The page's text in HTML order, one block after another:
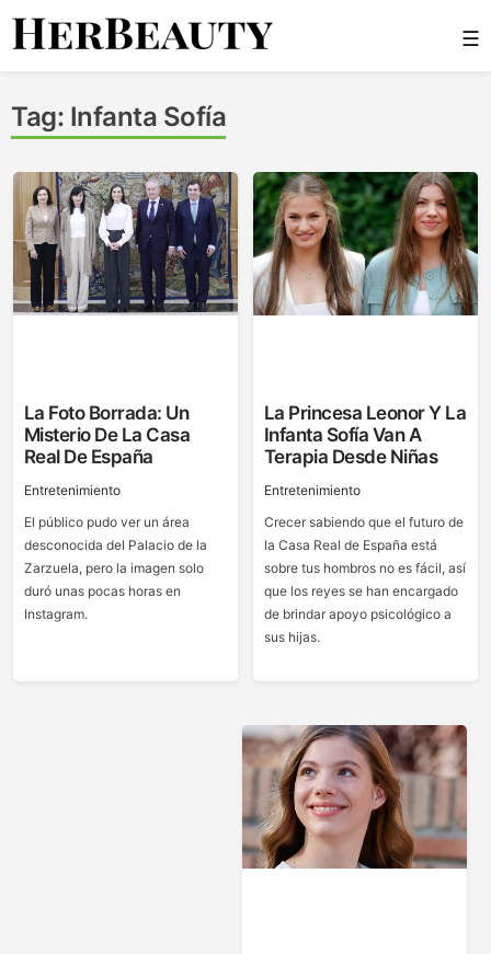
Skip
☰
Tag: Infanta Sofía
La Foto Borrada: Un
Misterio De La Casa
Real De España
Entretenimiento
El público pudo ver un área
desconocida del Palacio de la
Zarzuela, pero la imagen solo
duró unas pocas horas en
Instagram.
La Princesa Leonor Y La
Infanta Sofía Van A
Terapia Desde Niñas
Entretenimiento
Crecer sabiendo que el futuro de
la Casa Real de España está
sobre tus hombros no es fácil, así
que los reyes se han encargado
de brindar apoyo psicológico a
sus hijas.